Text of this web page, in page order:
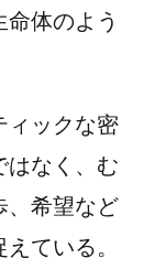
体のよう
ックな密
はなく、む
、希望など
ている。